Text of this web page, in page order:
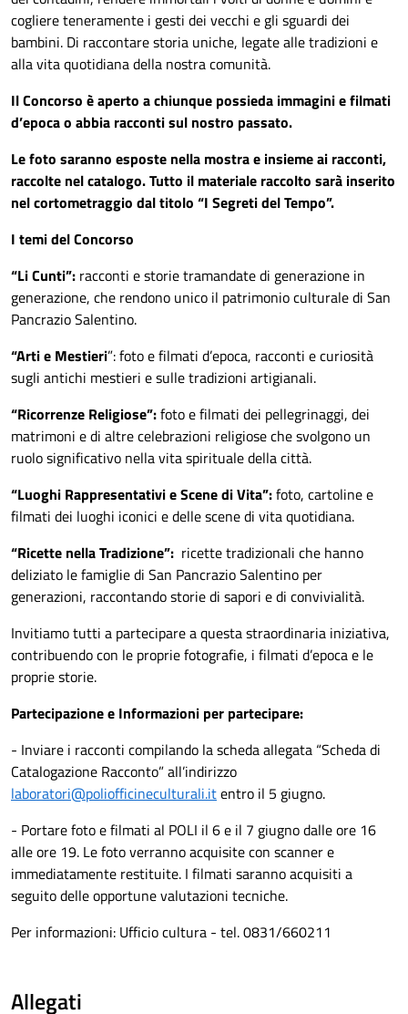
cogliere teneramente i gesti dei vecchi e gli sguardi dei
bambini. Di raccontare storia uniche, legate alle tradizioni e
alla vita quotidiana della nostra comunità.
Il Concorso è aperto a chiunque possieda immagini e filmati
d’epoca o abbia racconti sul nostro passato.
Le foto saranno esposte nella mostra e insieme ai racconti,
raccolte nel catalogo. Tutto il materiale raccolto sarà inserito
nel cortometraggio dal titolo “I Segreti del Tempo”.
I temi del Concorso
“Li Cunti”: racconti e storie tramandate di generazione in
generazione, che rendono unico il patrimonio culturale di San
Pancrazio Salentino.
“Arti e Mestieri”: foto e filmati d’epoca, racconti e curiosità
sugli antichi mestieri e sulle tradizioni artigianali.
“Ricorrenze Religiose”:foto e filmati dei pellegrinaggi, dei
matrimoni e di altre celebrazioni religiose che svolgono un
ruolo significativo nella vita spirituale della città.
“Luoghi Rappresentativi e Scene di Vita”:foto, cartoline e
filmati dei luoghi iconici e delle scene di vita quotidiana.
“Ricette nella Tradizione”: ricette tradizionali che hanno
deliziato le famiglie di San Pancrazio Salentino per
generazioni, raccontando storie di sapori e di convivialità.
Invitiamo tutti a partecipare a questa straordinaria iniziativa,
contribuendo con le proprie fotografie, i filmati d’epoca e le
proprie storie.
Partecipazione e Informazioni per partecipare:
- Inviare i racconti compilando la scheda allegata “Scheda di
Catalogazione Racconto” all’indirizzo
laboratori@poliofficineculturali.itentro il 5 giugno.
- Portare foto e filmati al POLI il 6 e il 7 giugno dalle ore 16
alle ore 19. Le foto verranno acquisite con scanner e
immediatamente restituite. I filmati saranno acquisiti a
seguito delle opportune valutazioni tecniche.
Per informazioni: Ufficio cultura - tel. 0831/660211
Allegati